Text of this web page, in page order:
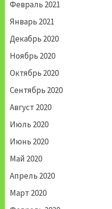
Февраль 2021
Январь 2021
Декабрь 2020
Ноябрь 2020
Октябрь 2020
Сентябрь 2020
Август 2020
Июль 2020
Июнь 2020
Май 2020
Апрель 2020
Март 2020